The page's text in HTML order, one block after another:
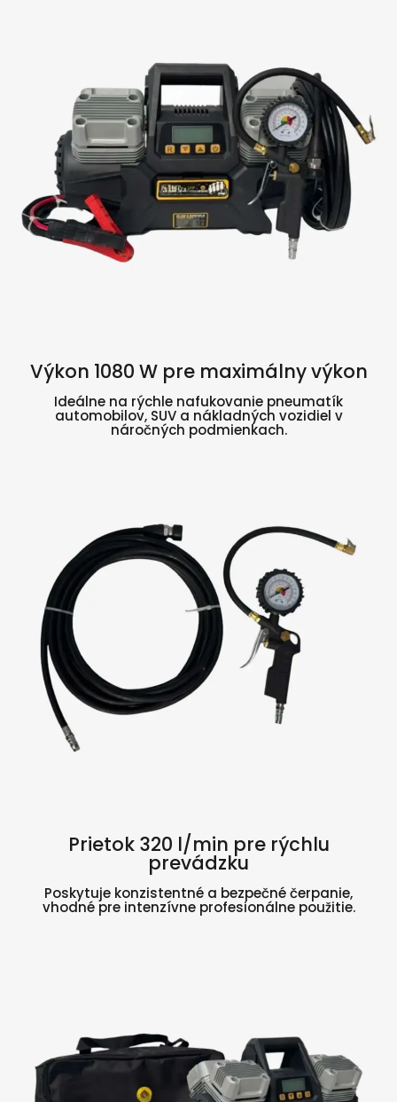
Výkon 1080 W pre maximálny výkon
Ideálne na rýchle nafukovanie pneumatík
automobilov, SUV a nákladných vozidiel v
náročných podmienkach.
Prietok 320 l/min pre rýchlu
prevádzku
Poskytuje konzistentné a bezpečné čerpanie,
vhodné pre intenzívne profesionálne použitie.